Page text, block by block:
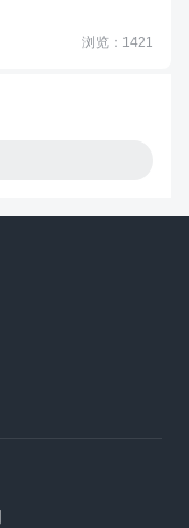
浏览：1421